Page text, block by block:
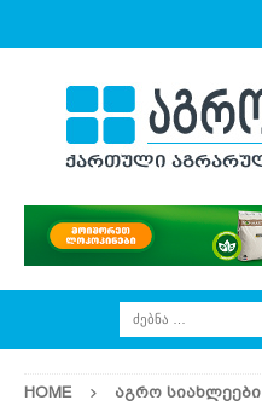
HOME ᲐᲒᲠᲝ ᲡᲘᲐᲮᲚᲔᲔᲑᲘ